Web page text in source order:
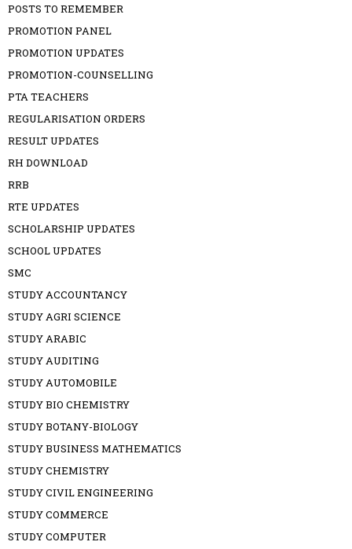
POSTS TO REMEMBER
PROMOTION PANEL
PROMOTION UPDATES
PROMOTION-COUNSELLING
PTA TEACHERS
REGULARISATION ORDERS
RESULT UPDATES
RH DOWNLOAD
RRB
RTE UPDATES
SCHOLARSHIP UPDATES
SCHOOL UPDATES
SMC
STUDY ACCOUNTANCY
STUDY AGRI SCIENCE
STUDY ARABIC
STUDY AUDITING
STUDY AUTOMOBILE
STUDY BIO CHEMISTRY
STUDY BOTANY-BIOLOGY
STUDY BUSINESS MATHEMATICS
STUDY CHEMISTRY
STUDY CIVIL ENGINEERING
STUDY COMMERCE
STUDY COMPUTER